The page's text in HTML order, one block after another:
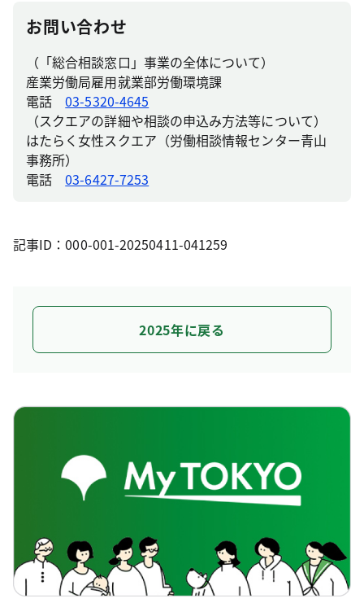
お問い合わせ
（「総合相談窓口」事業の全体について）
産業労働局雇用就業部労働環境課
電話03-5320-4645
（スクエアの詳細や相談の申込み方法等について）
はたらく女性スクエア（労働相談情報センター青山
事務所）
電話03-6427-7253
記事ID：000-001-20250411-041259
2025年に戻る